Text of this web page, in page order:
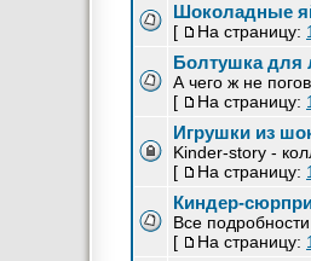
Шоколадные
[ На страницу: 1
Болтушка для
А чего ж не
[
На страницу: 1
Игрушки из
Kinder-story -
[
На страницу: 1
Киндер-
Все
[
На страницу: 1